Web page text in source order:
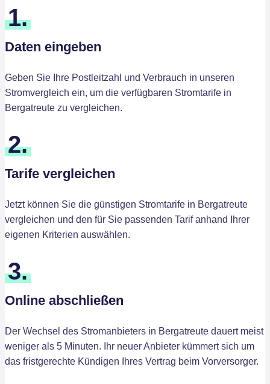
1.
Daten eingeben
Geben Sie Ihre Postleitzahl und Verbrauch in unseren
Stromvergleich ein, um die verfügbaren Stromtarife in
Bergatreute zu vergleichen.
2.
Tarife vergleichen
Jetzt können Sie die günstigen Stromtarife in Bergatreute
vergleichen und den für Sie passenden Tarif anhand Ihrer
eigenen Kriterien auswählen.
3.
Online abschließen
Der Wechsel des Stromanbieters in Bergatreute dauert meist
weniger als 5 Minuten. Ihr neuer Anbieter kümmert sich um
das fristgerechte Kündigen Ihres Vertrag beim Vorversorger.